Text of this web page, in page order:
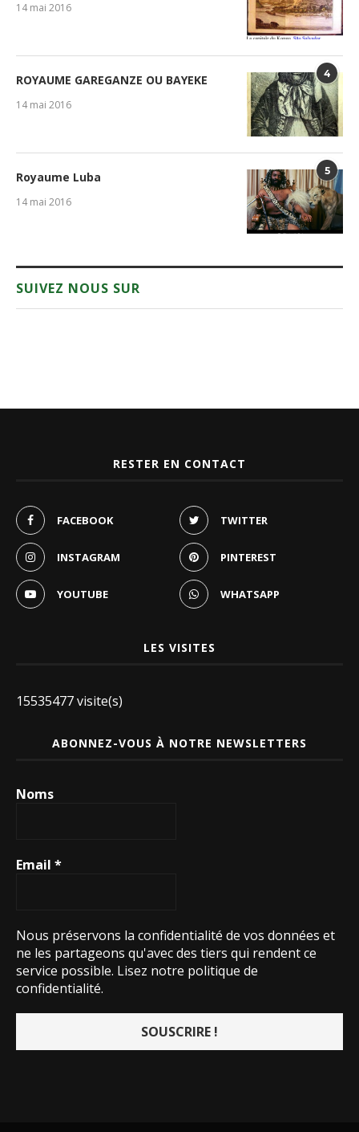
14 mai 2016
4
ROYAUME GAREGANZE OU BAYEKE
14 mai 2016
5
Royaume Luba
14 mai 2016
SUIVEZ NOUS SUR
RESTER EN CONTACT
FACEBOOK TWITTER
INSTAGRAM PINTEREST
YOUTUBE WHATSAPP
LES VISITES
15535477 visite(s)
ABONNEZ-VOUS À NOTRE NEWSLETTERS
Noms
Email *
Nous préservons la confidentialité de vos données et
ne les partageons qu'avec des tiers qui rendent ce
service possible. Lisez notre politique de
confidentialité.